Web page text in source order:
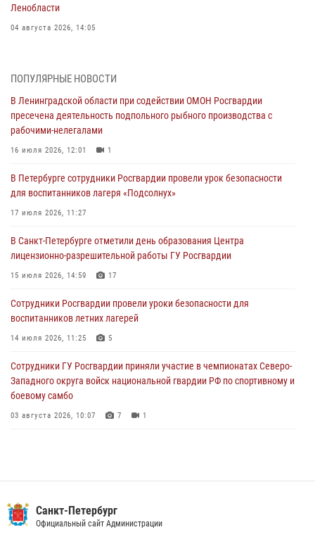
Ленобласти
04 августа 2026, 14:05
также оказали доврачебную помощь пострадавшим
03 августа 2026, 14:15 3 1
Росгвардейцы приняли участие в Большом семейном фестивале
03 августа 2026, 13:26
В Ленинградской области сотрудники Росгвардии обнаружили
пропавшего мальчика с нарушением слуха и помогли ему вернуться
домой
В Санкт-Петербурге при содействии СОБР Росгвардии задержаны
подозреваемые в мошеннических действиях
Сотрудники ГУ Росгвардии приняли участие в чемпионатах Северо-
Западного округа войск национальной гвардии РФ по спортивному и
03 августа 2026, 10:07 7 1
ПОПУЛЯРНЫЕ НОВОСТИ
В Ленинградской области при содействии ОМОН Росгвардии
пресечена деятельность подпольного рыбного производства с
рабочими-нелегалами
16 июля 2026, 12:01 1
В Петербурге сотрудники Росгвардии провели урок безопасности
для воспитанников лагеря «Подсолнух»
17 июля 2026, 11:27
В Санкт-Петербурге отметили день образования Центра
лицензионно-разрешительной работы ГУ Росгвардии
15 июля 2026, 14:59 17
Сотрудники Росгвардии провели уроки безопасности для
воспитанников летних лагерей
14 июля 2026, 11:25 5
Сотрудники ГУ Росгвардии приняли участие в чемпионатах Северо-
Западного округа войск национальной гвардии РФ по спортивному и
боевому самбо
03 августа 2026, 10:07 7 1
В Красногвардейском районе росгвардейцы задержали хулигана,
угрожавшего мужчине пневматическим пистолетом
Санкт-Петербург
Официальный сайт Администрации